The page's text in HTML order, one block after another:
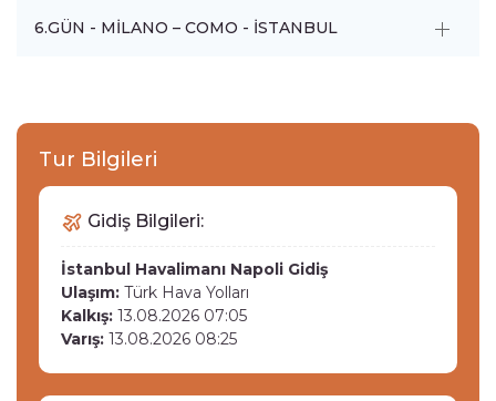
6.GÜN - MİLANO – COMO - İSTANBUL
Tur Bilgileri
Gidiş Bilgileri:
İstanbul Havalimanı Napoli Gidiş
Ulaşım: Türk Hava Yolları
Kalkış: 13.08.2026 07:05
Varış: 13.08.2026 08:25